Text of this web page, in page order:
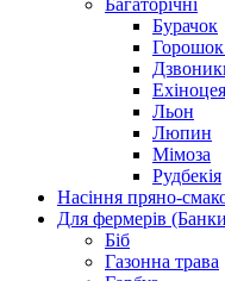
Бурачок
Ехіноцея
Льон
Люпин
Мімоза
Рудбекія
Насіння пряно-
Для фермерів
Біб
Газонна трава